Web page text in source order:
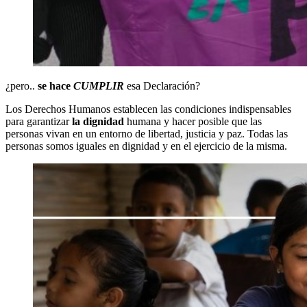
¿pero.. se hace CUMPLIR esa Declaración?
Los Derechos Humanos establecen las condiciones indispensables
para garantizarla dignidad humana y hacer posible que las
personas vivan en un entorno de libertad, justicia y paz. Todas las
personas somos iguales en dignidad y en el ejercicio de la misma.